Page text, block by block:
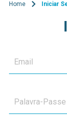
Home Iniciar